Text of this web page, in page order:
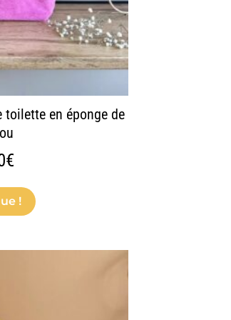
toilette en éponge de
€
!
sur
la
page
du